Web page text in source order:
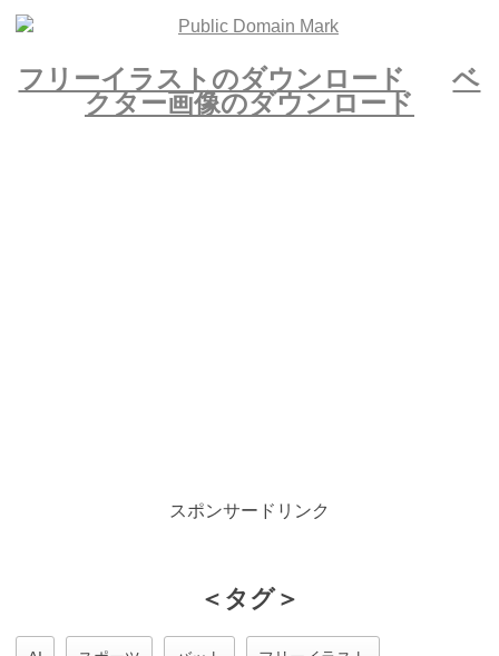
フリーイラストのダウンロード
ベ
クター画像のダウンロード
スポンサードリンク
＜タグ＞